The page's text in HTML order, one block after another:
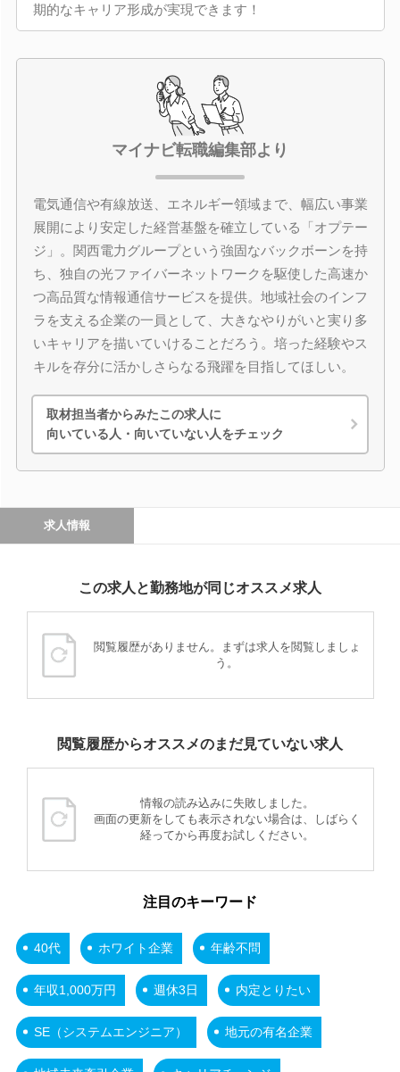
期的なキャリア形成が実現できます！
マイナビ転職編集部より
電気通信や有線放送、エネルギー領域まで、幅広い事業
展開により安定した経営基盤を確立している「オプテー
ジ」。関西電力グループという強固なバックボーンを持
ち、独自の光ファイバーネットワークを駆使した高速か
つ高品質な情報通信サービスを提供。地域社会のインフ
ラを支える企業の一員として、大きなやりがいと実り多
いキャリアを描いていけることだろう。培った経験やス
キルを存分に活かしさらなる飛躍を目指してほしい。
取材担当者からみたこの求人に
向いている人・向いていない人をチェック
求人情報
この求人と勤務地が同じオススメ求人
閲覧履歴がありません。まずは求人を閲覧しましょ
う。
閲覧履歴からオススメのまだ見ていない求人
情報の読み込みに失敗しました。
画面の更新をしても表示されない場合は、しばらく
経ってから再度お試しください。
注目のキーワード
40代 ホワイト企業 年齢不問
年収1,000万円 週休3日 内定とりたい
SE（システムエンジニア） 地元の有名企業